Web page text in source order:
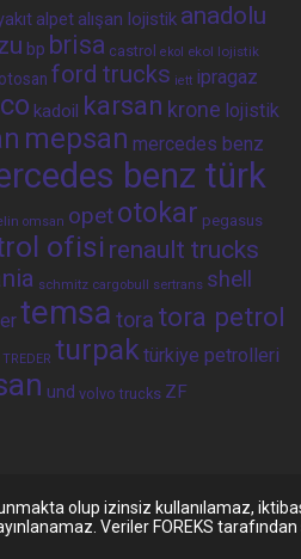
alpet alışan lojistik anadolu
bp brisa castrol ekol ekol lojistik
ford trucks iett ipragaz
kadoil karsan krone lojistik
mepsan mercedes benz
benz türk
omsan opetotokar pegasus
ofisi renault trucks
schmitz cargobull sertrans shell
temsa tora tora petrol
TREDER turpaktürkiye petrolleri
und volvo trucks ZF
olup izinsiz kullanılamaz,
Veriler FOREKS tarafından